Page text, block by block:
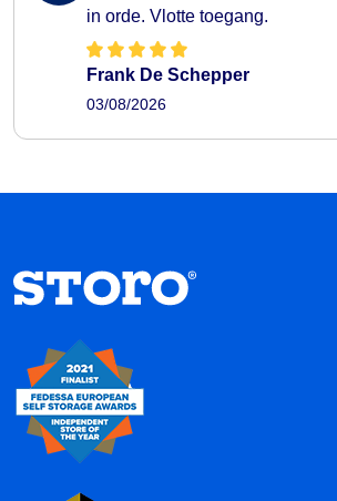
in orde. Vlotte toegang.
Frank De Schepper
03/08/2026